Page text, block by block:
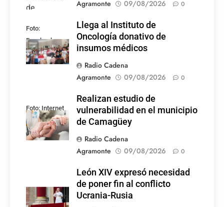
Agramonte
09/08/2026 0
Foto:
Facebook
Llega al Instituto de
Oncología donativo de
insumos médicos
Radio Cadena
Agramonte
09/08/2026 0
Foto: Internet
Realizan estudio de
vulnerabilidad en el municipio
de Camagüey
Radio Cadena
Agramonte
09/08/2026 0
León XIV expresó necesidad
de poner fin al conflicto
Ucrania-Rusia